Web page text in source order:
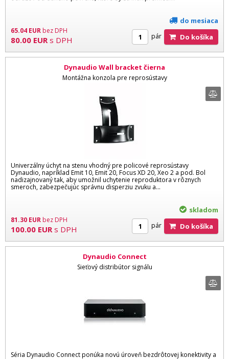
65.04 EURbez DPH
80.00 EUR s DPH
do mesiaca
pár Do košíka
Dynaudio Wall bracket čierna
Montážna konzola pre reprosústavy
Univerzálny úchyt na stenu vhodný pre policové reprosústavy
Dynaudio, napríklad Emit 10, Emit 20, Focus XD 20, Xeo 2 a pod. Bol
nadizajnovaný tak, aby umožnil uchytenie reproduktora v rôznych
smeroch, zabezpečujúc správnu disperziu zvuku a...
81.30 EURbez DPH
100.00 EUR s DPH
skladom
pár Do košíka
Dynaudio Connect
Sieťový distribútor signálu
Séria Dynaudio Connect ponúka novú úroveň bezdrôtovej konektivity a